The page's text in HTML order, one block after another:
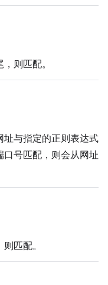
则匹配。
址与指定的正则表达式
口号匹配，则会从网址
匹配。